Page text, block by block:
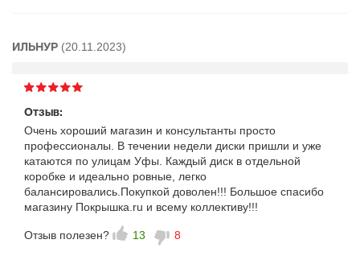
ИЛЬНУР (20.11.2023)
Отзыв:
Очень хороший магазин и консультанты просто
профессионалы. В течении недели диски пришли и уже
катаются по улицам Уфы. Каждый диск в отдельной
коробке и идеально ровные, легко
балансировались.Покупкой доволен!!! Большое спасибо
магазину Покрышка.ru и всему коллективу!!!
Отзыв полезен? 13 8